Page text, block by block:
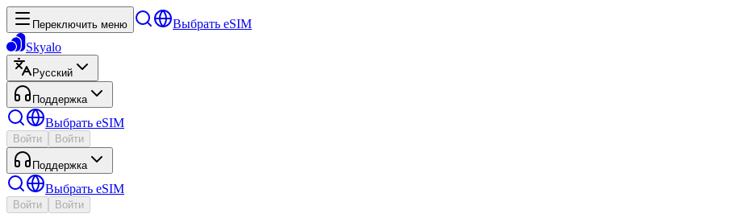
Переключить меню
Выбрать eSIM
Skyalo
Русский
Поддержка
Выбрать eSIM
Войти Войти
Поддержка
Выбрать eSIM
Войти Войти